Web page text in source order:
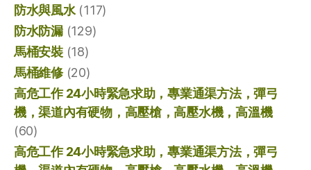
防水與風水(117)
防水防漏(129)
馬桶安裝(18)
馬桶維修(20)
高危工作 24小時緊急求助，專業通渠方法，彈弓
機，渠道內有硬物，高壓槍，高壓水機，高溫機
(60)
高危工作 24小時緊急求助，專業通渠方法，彈弓